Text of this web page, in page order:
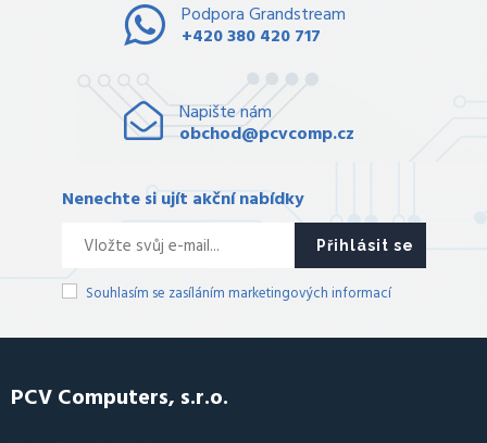
Podpora Grandstream
+420 380 420 717
Napište nám
obchod@pcvcomp.cz
Nenechte si ujít akční nabídky
Přihlásit se
Souhlasím se zasíláním marketingových informací
PCV Computers, s.r.o.